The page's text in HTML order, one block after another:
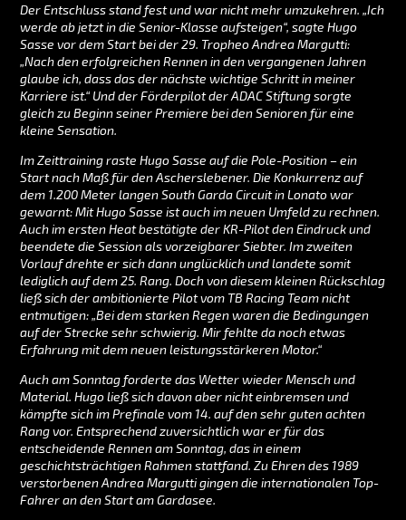
Der Entschluss stand fest und war nicht mehr umzukehren. „Ich
werde ab jetzt in die Senior-Klasse aufsteigen“, sagte Hugo
Sasse vor dem Start bei der 29. Tropheo Andrea Margutti:
„Nach den erfolgreichen Rennen in den vergangenen Jahren
glaube ich, dass das der nächste wichtige Schritt in meiner
Karriere ist.“ Und der Förderpilot der ADAC Stiftung sorgte
gleich zu Beginn seiner Premiere bei den Senioren für eine
kleine Sensation.
Im Zeittraining raste Hugo Sasse auf die Pole-Position – ein
Start nach Maß für den Ascherslebener. Die Konkurrenz auf
dem 1.200 Meter langen South Garda Circuit in Lonato war
gewarnt: Mit Hugo Sasse ist auch im neuen Umfeld zu rechnen.
Auch im ersten Heat bestätigte der KR-Pilot den Eindruck und
beendete die Session als vorzeigbarer Siebter. Im zweiten
Vorlauf drehte er sich dann unglücklich und landete somit
lediglich auf dem 25. Rang. Doch von diesem kleinen Rückschlag
ließ sich der ambitionierte Pilot vom TB Racing Team nicht
entmutigen: „Bei dem starken Regen waren die Bedingungen
auf der Strecke sehr schwierig. Mir fehlte da noch etwas
Erfahrung mit dem neuen leistungsstärkeren Motor.“
Auch am Sonntag forderte das Wetter wieder Mensch und
Material. Hugo ließ sich davon aber nicht einbremsen und
kämpfte sich im Prefinale vom 14. auf den sehr guten achten
Rang vor. Entsprechend zuversichtlich war er für das
entscheidende Rennen am Sonntag, das in einem
geschichtsträchtigen Rahmen stattfand. Zu Ehren des 1989
verstorbenen Andrea Margutti gingen die internationalen Top-
Fahrer an den Start am Gardasee.